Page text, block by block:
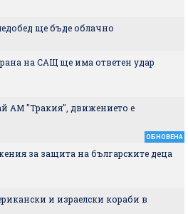
ще бъде облачно
на САЩ ще има ответен удар
АМ "Тракия", движението е
ОБНОВЕНА
за защита на българските деца
и израелски кораби в